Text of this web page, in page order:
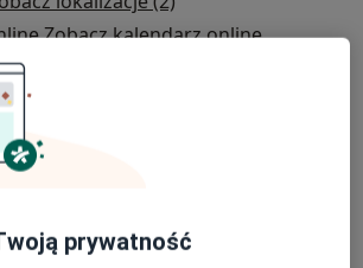
Zobacz kalendarz online
prywatność